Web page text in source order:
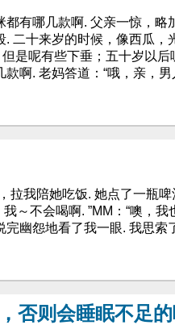
都有哪几款啊. 父亲一惊，略
二十来岁的时候，像西瓜，
是呢有些下垂；五十岁以后
款啊. 老妈答道：“哦，亲，
我陪她吃饭. 她点了一瓶啤
～不会喝啊. ”MM：“噢，
完幽怨地看了我一眼. 我思索
否则会睡眠不足